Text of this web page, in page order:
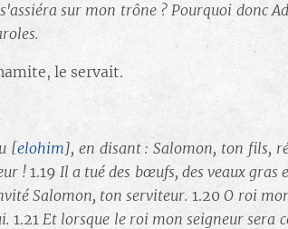
sur mon trône ? Pourquoi donc
le servait.
[elohim], en disant : Salomon, ton fils,
!1.19Il a tué des bœufs, des veaux
Salomon, ton serviteur.1.20O roi
1.21Et lorsque le roi mon seigneur sera